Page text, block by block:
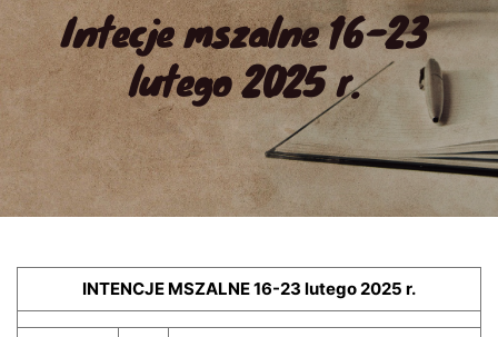
Intecje mszalne 16-23
lutego 2025 r.
INTENCJE MSZALNE 16-23 lutego 2025 r.